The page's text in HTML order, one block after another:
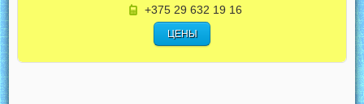
+375 29 632 19 16
ЦЕНЫ